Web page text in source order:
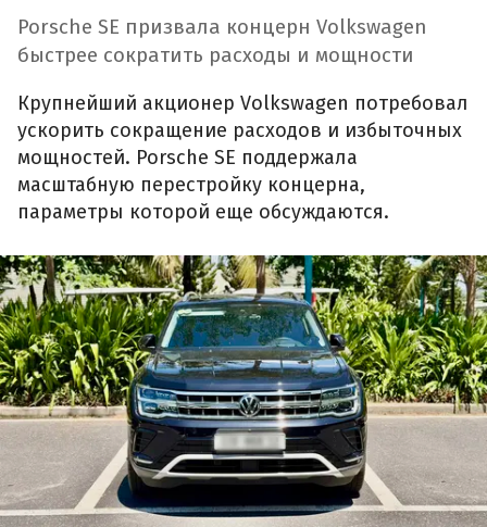
Porsche SE призвала концерн Volkswagen
быстрее сократить расходы и мощности
Крупнейший акционер Volkswagen потребовал
ускорить сокращение расходов и избыточных
мощностей. Porsche SE поддержала
масштабную перестройку концерна,
параметры которой еще обсуждаются.